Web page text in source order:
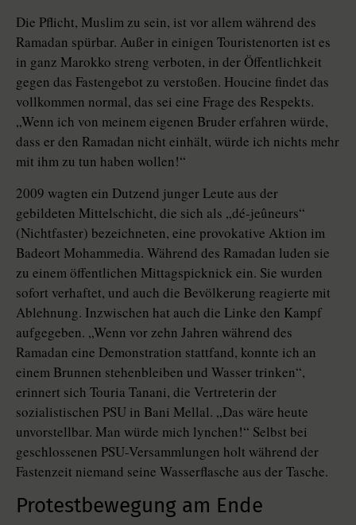
Die Pflicht, Muslim zu sein, ist vor allem während des
Ramadan spürbar. Außer in einigen Touristenorten ist es
in ganz Marokko streng verboten, in der Öffentlichkeit
gegen das Fastengebot zu verstoßen. Houcine findet das
vollkommen normal, das sei eine Frage des Respekts.
„Wenn ich von meinem eigenen Bruder erfahren würde,
dass er den Ramadan nicht einhält, würde ich nichts mehr
mit ihm zu tun haben wollen!“
2009 wagten ein Dutzend junger Leute aus der
gebildeten Mittelschicht, die sich als „dé-jeûneurs“
(Nichtfaster) bezeichneten, eine provokative Ak­tion im
Badeort Mohammedia. Während des Ramadan luden sie
zu einem öffentlichen Mittagspicknick ein. Sie wurden
sofort verhaftet, und auch die Bevölkerung reagierte mit
Ablehnung. Inzwischen hat auch die Linke den Kampf
aufgegeben. „Wenn vor zehn Jahren während des
Ramadan eine Demonstration stattfand, konnte ich an
einem Brunnen stehenbleiben und Wasser trinken“,
erinnert sich Touria Tanani, die Vertreterin der
sozialistischen PSU in Bani Mellal. „Das wäre heute
unvorstellbar. Man würde mich lynchen!“ Selbst bei
geschlossenen PSU-Versammlungen holt während der
Fastenzeit niemand seine Wasserflasche aus der Tasche.
Protestbewegung am Ende